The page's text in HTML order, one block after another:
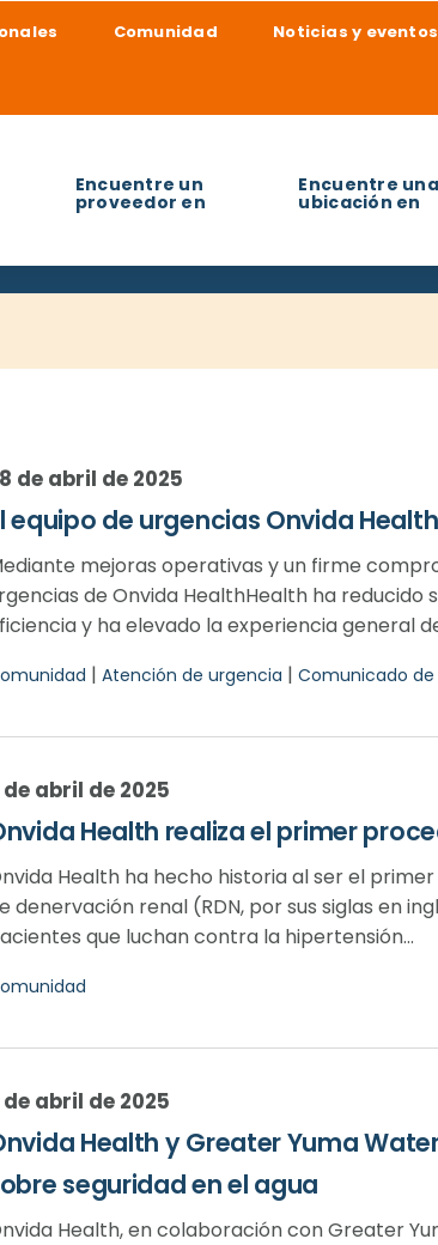
Comunidad Noticias y eventos
Encuentre un
proveedor en
Encuentre una
ubicación en
ayudarle a encontrar?
de abril de 2025
equipo de urgencias Onvida
mejoras operativas y un firme
de Onvida HealthHealth ha
y ha elevado la experiencia general
| Atención de urgencia | Comunicado de
de abril de 2025
Health realiza el primer
Health ha hecho historia al ser el
denervación renal (RDN, por sus siglas en
que luchan contra la hipertensión...
de abril de 2025
Health y Greater Yuma
seguridad en el agua
Health, en colaboración con Greater